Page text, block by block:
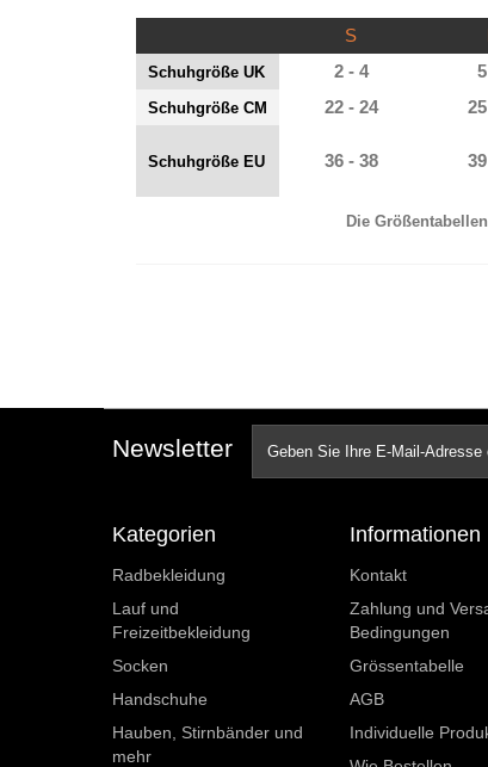
S
Die
Schuhgröße UK 2 - 4
Schuhgröße CM 22 - 24
Schuhgröße EU 36 - 38
Newsletter
Kategorien
Radbekleidung
Lauf und
Freizeitbekleidung
Socken
Handschuhe
Hauben, Stirnbänder und
mehr
Informationen
Kontakt
Zahlung und
Bedingungen
Grössentabelle
AGB
Individuelle